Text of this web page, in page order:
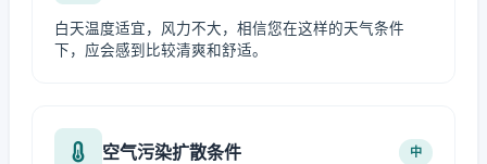
白天温度适宜，风力不大，相信您在这样的天气条件
下，应会感到比较清爽和舒适。
空气污染扩散条件 中